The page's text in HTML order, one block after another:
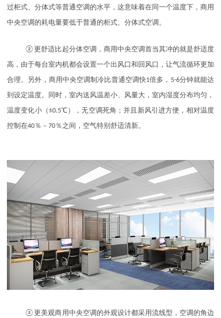
过柜式、分体式等普通空调的水平，这意味着在同一个温度下，商用
中央空调的耗电量要低于普通的柜式、分体式空调。
② 更舒适比起分体空调，商用中央空调首当其冲的就是舒适度
高，由于每台室内机都会设置一个出风口和回风口，让气流循环更加
合理。另外，商用中央空调制冷比普通空调快1倍多， 5-6分钟就能达
到设定温度。同时，室内送风温差小、风量大，室内湿度分布均匀，
温度变化小（±0.5℃ ），无空调死角；并且新风引进方便，相对温度
控制在40％－ 70％之间，空气特别舒适清新。
③ 更美观商用中央空调的外观设计都采用流线型，空调的角边